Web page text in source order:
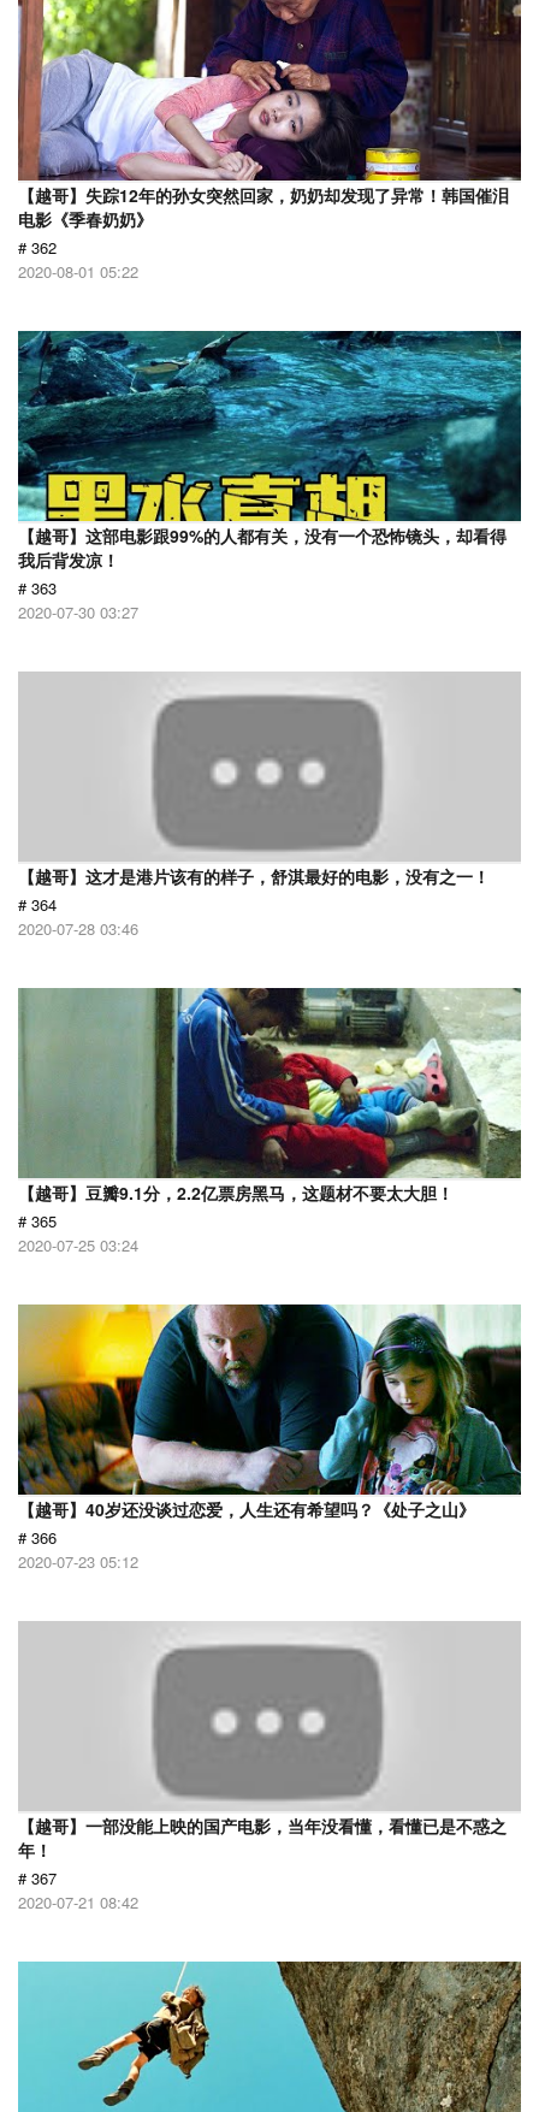
【越哥】失踪12年的孙女突然回家，奶奶却发现了异常！韩国催泪
电影《季春奶奶》
# 362
2020-08-01 05:22
【越哥】这部电影跟99%的人都有关，没有一个恐怖镜头，却看得
我后背发凉！
# 363
2020-07-30 03:27
【越哥】这才是港片该有的样子，舒淇最好的电影，没有之一！
# 364
2020-07-28 03:46
【越哥】豆瓣9.1分，2.2亿票房黑马，这题材不要太大胆！
# 365
2020-07-25 03:24
【越哥】40岁还没谈过恋爱，人生还有希望吗？《处子之山》
# 366
2020-07-23 05:12
【越哥】一部没能上映的国产电影，当年没看懂，看懂已是不惑之
年！
# 367
2020-07-21 08:42